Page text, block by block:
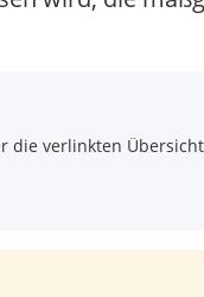
die verlinkten